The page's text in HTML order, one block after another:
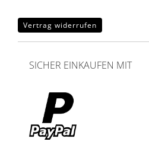
Vertrag widerrufen
SICHER EINKAUFEN MIT